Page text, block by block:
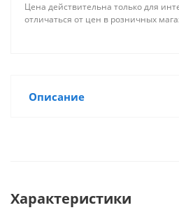
Цена действительна только для
отличаться от цен в розничных
Описание
Характеристики